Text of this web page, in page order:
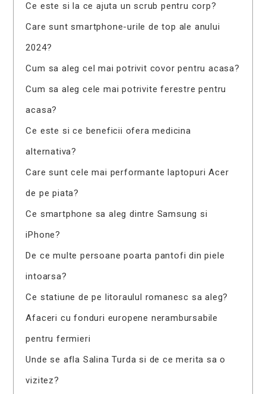
Ce este si la ce ajuta un scrub pentru corp?
Care sunt smartphone-urile de top ale anului
2024?
Cum sa aleg cel mai potrivit covor pentru acasa?
Cum sa aleg cele mai potrivite ferestre pentru
acasa?
Ce este si ce beneficii ofera medicina
alternativa?
Care sunt cele mai performante laptopuri Acer
de pe piata?
Ce smartphone sa aleg dintre Samsung si
iPhone?
De ce multe persoane poarta pantofi din piele
intoarsa?
Ce statiune de pe litoraulul romanesc sa aleg?
Afaceri cu fonduri europene nerambursabile
pentru fermieri
Unde se afla Salina Turda si de ce merita sa o
vizitez?